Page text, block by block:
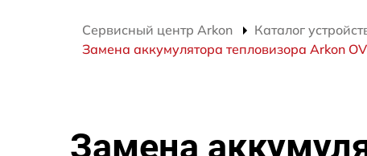
Сервисный центр Arkon Каталог
Замена аккумулятора тепловизора Arkon
Замена